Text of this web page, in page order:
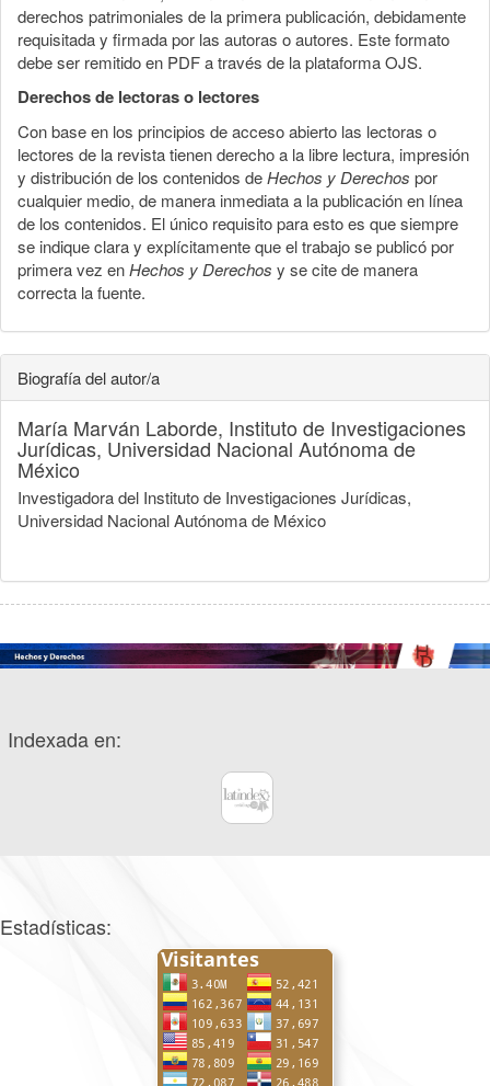
derechos patrimoniales de la primera publicación, debidamente
requisitada y firmada por las autoras o autores. Este formato
debe ser remitido en PDF a través de la plataforma OJS.
Derechos de lectoras o lectores
Con base en los principios de acceso abierto las lectoras o
lectores de la revista tienen derecho a la libre lectura, impresión
y distribución de los contenidos deHechos y Derechos por
cualquier medio, de manera inmediata a la publicación en línea
de los contenidos. El único requisito para esto es que siempre
se indique clara y explícitamente que el trabajo se publicó por
primera vez enHechos y Derechos y se cite de manera
correcta la fuente.
Biografía del autor/a
María Marván Laborde, Instituto de Investigaciones
Jurídicas, Universidad Nacional Autónoma de
México
Investigadora del Instituto de Investigaciones Jurídicas,
Universidad Nacional Autónoma de México
Indexada en:
Estadísticas: